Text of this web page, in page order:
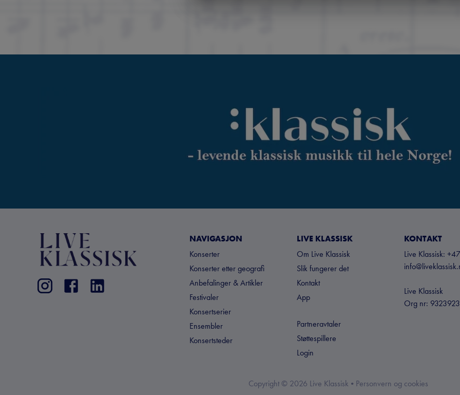
NAVIGASJON
Konserter
Konserter etter geografi
Anbefalinger & Artikler
Festivaler
Konsertserier
Ensembler
Konsertsteder
LIVE KLASSISK
Om Live Klassisk
Slik fungerer det
Kontakt
App
Partneravtaler
Støttespillere
Login
KONTAKT
Live Klassisk:
Live Klassisk
Org nr:
Copyright © 2026 Live Klassisk • Personvern og cookies